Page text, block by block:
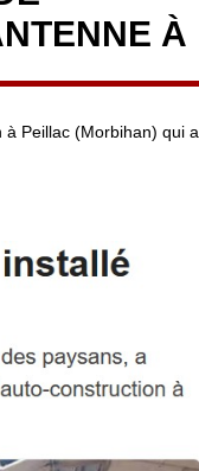
À
à Peillac (Morbihan) qui a